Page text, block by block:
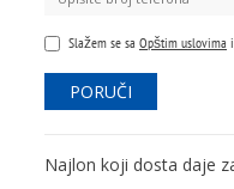
Slažem se sa Opštim uslovima i
Najlon koji dosta daje